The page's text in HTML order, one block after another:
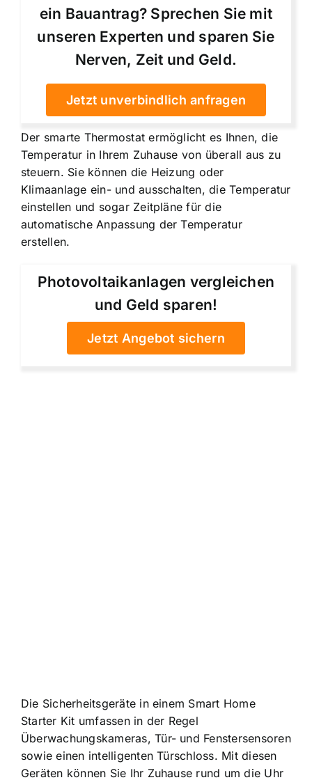
ein Bauantrag? Sprechen Sie mit
unseren Experten und sparen Sie
Nerven, Zeit und Geld.
Jetzt unverbindlich anfragen
Der smarte Thermostat ermöglicht es Ihnen, die
Temperatur in Ihrem Zuhause von überall aus zu
steuern. Sie können die Heizung oder
Klimaanlage ein- und ausschalten, die Temperatur
einstellen und sogar Zeitpläne für die
automatische Anpassung der Temperatur
erstellen.
Photovoltaikanlagen vergleichen
und Geld sparen!
Jetzt Angebot sichern
Die Sicherheitsgeräte in einem Smart Home
Starter Kit umfassen in der Regel
Überwachungskameras, Tür- und Fenstersensoren
sowie einen intelligenten Türschloss. Mit diesen
Geräten können Sie Ihr Zuhause rund um die Uhr